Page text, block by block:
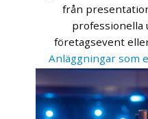
från
företagsevent
Anläggningar som